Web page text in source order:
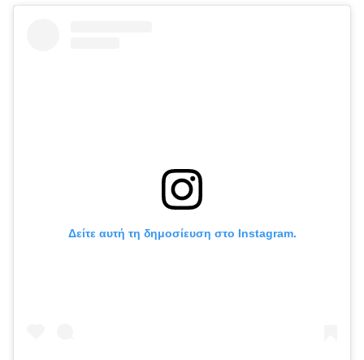
Δείτε αυτή τη δημοσίευση στο Instagram.